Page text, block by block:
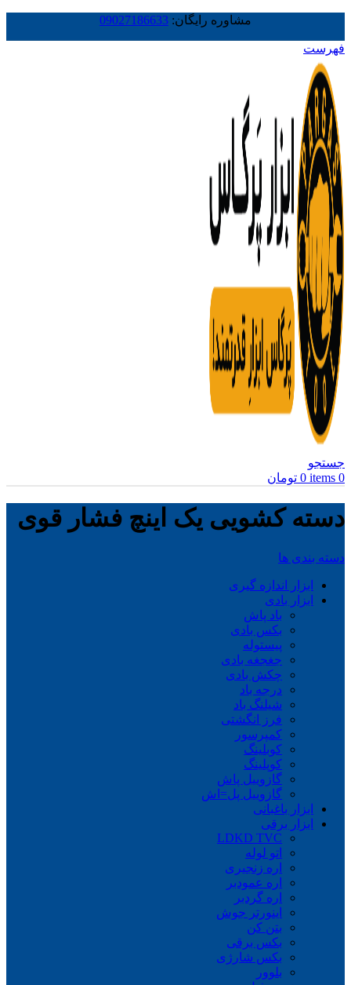
مشاوره رایگان: 09027186633
فهرست
جستجو
0
items
0 تومان
دسته کشویی یک اینچ فشار قوی
دسته بندی ها
ابزار اندازه گیری
ابزار بادی
باد پاش
بکس بادی
پیستوله
جغجغه بادی
چکش بادی
درجه باد
شیلنگ باد
فرز انگشتی
کمپرسور
کوبلینگ
کوپلینگ
گازوییل پاش
گازوییل پل=اش
ابزار باغبانی
ابزار برقی
LDKD TVC
اتو لوله
اره زنجیری
اره عمودبر
اره گردبر
اینورتر جوش
بتن کن
بکس برقی
بکس شارژی
بلوور